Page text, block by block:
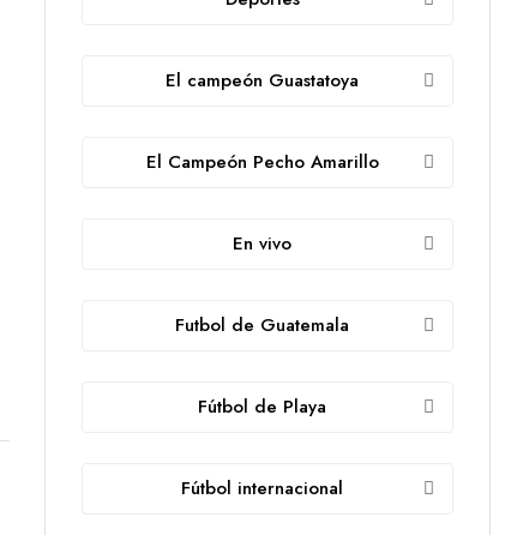
El campeón Guastatoya
El Campeón Pecho Amarillo
En vivo
Futbol de Guatemala
Fútbol de Playa
Fútbol internacional